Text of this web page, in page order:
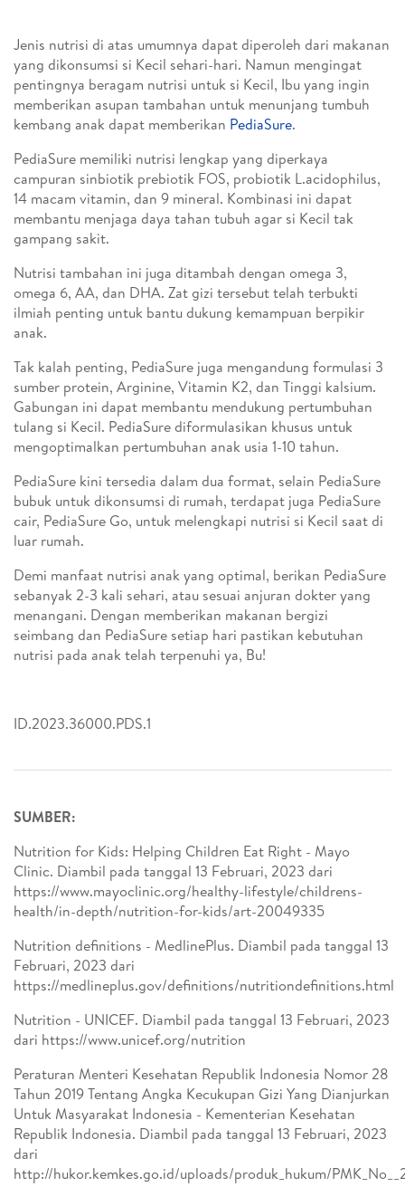
Jenis nutrisi di atas umumnya dapat diperoleh dari makanan
yang dikonsumsi si Kecil sehari-hari. Namun mengingat
pentingnya beragam nutrisi untuk si Kecil, Ibu yang ingin
memberikan asupan tambahan untuk menunjang tumbuh
kembang anak dapat memberikan PediaSure.
PediaSure memiliki nutrisi lengkap yang diperkaya
campuran sinbiotik prebiotik FOS, probiotik L.acidophilus,
14 macam vitamin, dan 9 mineral. Kombinasi ini dapat
membantu menjaga daya tahan tubuh agar si Kecil tak
gampang sakit.
Nutrisi tambahan ini juga ditambah dengan omega 3,
omega 6, AA, dan DHA. Zat gizi tersebut telah terbukti
ilmiah penting untuk bantu dukung kemampuan berpikir
anak.
Tak kalah penting, PediaSure juga mengandung formulasi 3
sumber protein, Arginine, Vitamin K2, dan Tinggi kalsium.
Gabungan ini dapat membantu mendukung pertumbuhan
tulang si Kecil. PediaSure diformulasikan khusus untuk
mengoptimalkan pertumbuhan anak usia 1-10 tahun.
PediaSure kini tersedia dalam dua format, selain PediaSure
bubuk untuk dikonsumsi di rumah, terdapat juga PediaSure
cair, PediaSure Go, untuk melengkapi nutrisi si Kecil saat di
luar rumah.
Demi manfaat nutrisi anak yang optimal, berikan PediaSure
sebanyak 2-3 kali sehari, atau sesuai anjuran dokter yang
menangani. Dengan memberikan makanan bergizi
seimbang dan PediaSure setiap hari pastikan kebutuhan
nutrisi pada anak telah terpenuhi ya, Bu!
ID.2023.36000.PDS.1
SUMBER:
Nutrition for Kids: Helping Children Eat Right - Mayo
Clinic. Diambil pada tanggal 13 Februari, 2023 dari
https://www.mayoclinic.org/healthy-lifestyle/childrens-
health/in-depth/nutrition-for-kids/art-20049335
Nutrition definitions - MedlinePlus. Diambil pada tanggal 13
Februari, 2023 dari
https://medlineplus.gov/definitions/nutritiondefinitions.html
Nutrition - UNICEF. Diambil pada tanggal 13 Februari, 2023
dari https://www.unicef.org/nutrition
Peraturan Menteri Kesehatan Republik Indonesia Nomor 28
Tahun 2019 Tentang Angka Kecukupan Gizi Yang Dianjurkan
Untuk Masyarakat Indonesia - Kementerian Kesehatan
Republik Indonesia. Diambil pada tanggal 13 Februari, 2023
dari
http://hukor.kemkes.go.id/uploads/produk_hukum/